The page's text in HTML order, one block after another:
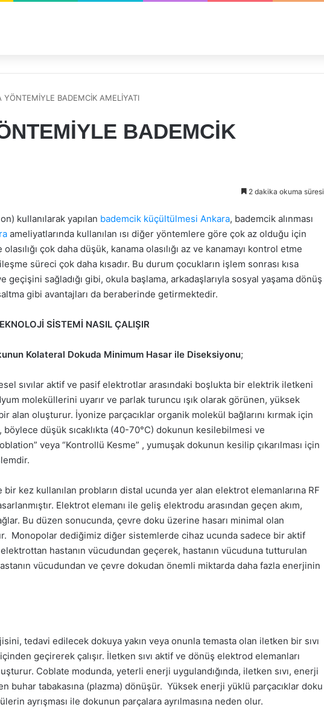
YÖNTEMİYLE BADEMCİK AMELİYATI
BADEMCİK
2 dakika okuma süresi
kullanılarak yapılan bademcik küçültülmesi Ankara, bademcik alınması
ameliyatlarında kullanılan ısı diğer yöntemlere göre çok az olduğu için
çok daha düşük, kanama olasılığı az ve kanamayı kontrol etme
süreci çok daha kısadır. Bu durum çocukların işlem sonrası kısa
geçişini sağladığı gibi, okula başlama, arkadaşlarıyla sosyal yaşama dönüş
gibi avantajları da beraberinde getirmektedir.
SİSTEMİ NASIL ÇALIŞIR
Kolateral Dokuda Minimum Hasar ile Diseksiyonu;
sıvılar aktif ve pasif elektrotlar arasındaki boşlukta bir elektrik iletkeni
moleküllerini uyarır ve parlak turuncu ışık olarak görünen, yüksek
alan oluşturur. İyonize parçacıklar organik molekül bağlarını kırmak için
düşük sıcaklıkta (40-70°C) dokunun kesilebilmesi ve
veya “Kontrollü Kesme” , yumuşak dokunun kesilip çıkarılması için
kez kullanılan probların distal ucunda yer alan elektrot elemanlarına RF
Elektrot elemanı ile geliş elektrodu arasından geçen akım,
Bu düzen sonucunda, çevre doku üzerine hasarı minimal olan
Monopolar dediğimiz diğer sistemlerde cihaz ucunda sadece bir aktif
hastanın vücudundan geçerek, hastanın vücuduna tutturulan
vücudundan ve çevre dokudan önemli miktarda daha fazla enerjinin
tedavi edilecek dokuya yakın veya onunla temasta olan iletken bir sıvı
geçirerek çalışır. İletken sıvı aktif ve dönüş elektrod elemanları
Coblate modunda, yeterli enerji uygulandığında, iletken sıvı, enerji
buhar tabakasına (plazma) dönüşür. Yüksek enerji yüklü parçacıklar doku
ayrışması ile dokunun parçalara ayrılmasına neden olur.